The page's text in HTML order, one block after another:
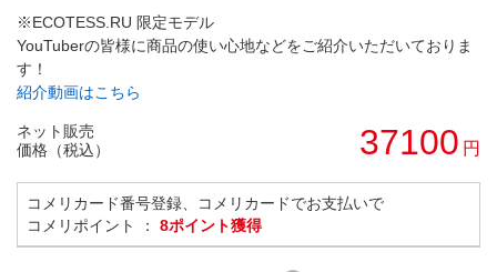
※ECOTESS.RU 限定モデル
YouTuberの皆様に商品の使い心地などをご紹介いただいておりま
す！
紹介動画はこちら
ネット販売
価格（税込）
37100 円
コメリカード番号登録、コメリカードでお支払いで
コメリポイント ： 8ポイント獲得